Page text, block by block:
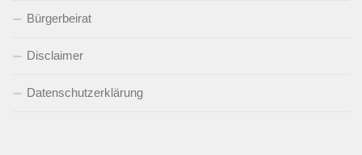
Bürgerbeirat
Disclaimer
Datenschutzerklärung